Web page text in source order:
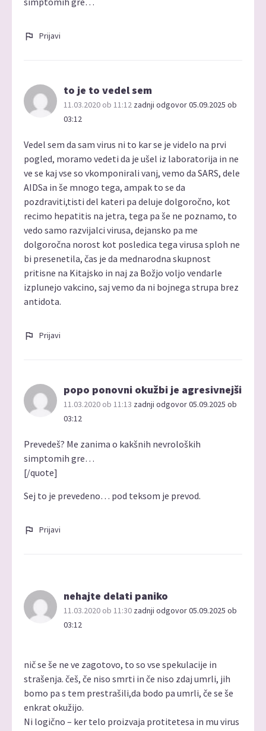
Prijavi
to je to vedel sem
11.03.2020 ob 11:12 zadnji odgovor 05.09.2025 ob
03:12
Vedel sem da sam virus ni to kar se je videlo na prvi
pogled, moramo vedeti da je ušel iz laboratorija in ne
ve se kaj vse so vkomponirali vanj, vemo da SARS, dele
AIDSa in še mnogo tega, ampak to se da
pozdraviti,tisti del kateri pa deluje dolgoročno, kot
recimo hepatitis na jetra, tega pa še ne poznamo, to
vedo samo razvijalci virusa, dejansko pa me
dolgoročna norost kot posledica tega virusa sploh ne
bi presenetila, čas je da mednarodna skupnost
pritisne na Kitajsko in naj za Božjo voljo vendarle
izplunejo vakcino, saj vemo da ni bojnega strupa brez
antidota.
Prijavi
popo ponovni okužbi je agresivnejši
11.03.2020 ob 11:13 zadnji odgovor 05.09.2025 ob
03:12
Prevedeš? Me zanima o kakšnih nevroloških
simptomih gre…
[/quote]
Sej to je prevedeno… pod teksom je prevod.
Prijavi
nehajte delati paniko
11.03.2020 ob 11:30 zadnji odgovor 05.09.2025 ob
03:12
nič se še ne ve zagotovo, to so vse spekulacije in
strašenja. češ, če niso smrti in če niso zdaj umrli, jih
bomo pa s tem prestrašili,da bodo pa umrli, če se še
enkrat okužijo.
Ni logično – ker telo proizvaja protitetesa in mu virus